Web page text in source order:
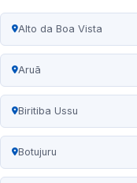
Alto da Boa Vista
Aruã
Biritiba Ussu
Botujuru